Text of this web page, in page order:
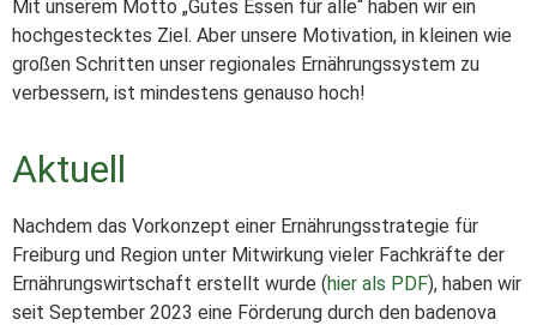
Mit unserem Motto „Gutes Essen für alle“ haben wir ein
hochgestecktes Ziel. Aber unsere Motivation, in kleinen wie
großen Schritten unser regionales Ernährungssystem zu
verbessern, ist mindestens genauso hoch!
Aktuell
Nachdem das Vorkonzept einer Ernährungsstrategie für
Freiburg und Region unter Mitwirkung vieler Fachkräfte der
Ernährungswirtschaft erstellt wurde (hier als PDF), haben wir
seit September 2023 eine Förderung durch den badenova